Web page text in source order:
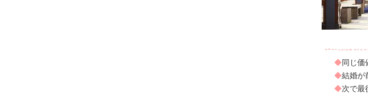
◆同じ
◆結婚が
◆次で最